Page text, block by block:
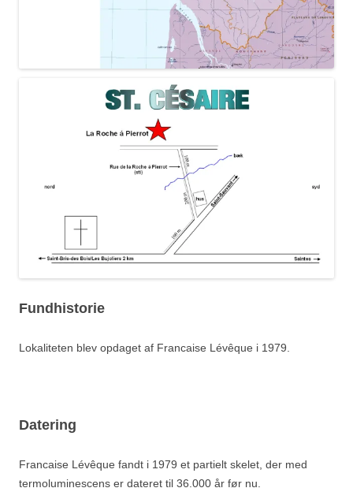
Fundhistorie
Lokaliteten blev opdaget af Francaise Lévêque i 1979.
Datering
Francaise Lévêque fandt i 1979 et partielt skelet, der med
termoluminescens er dateret til 36.000 år før nu.